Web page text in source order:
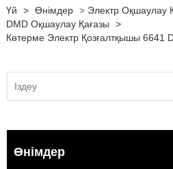
Үй > Өнімдер > Электр Оқшаулау
DMD Оқшаулау Қағазы
>
Көтерме Электр Қозғалтқышы 6641
Өнімдер